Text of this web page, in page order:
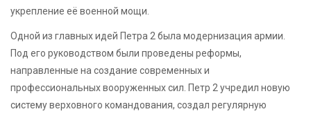
укрепление её военной мощи.
Одной из главных идей Петра 2 была модернизация армии.
Под его руководством были проведены реформы,
направленные на создание современных и
профессиональных вооруженных сил. Петр 2 учредил новую
систему верховного командования, создал регулярную